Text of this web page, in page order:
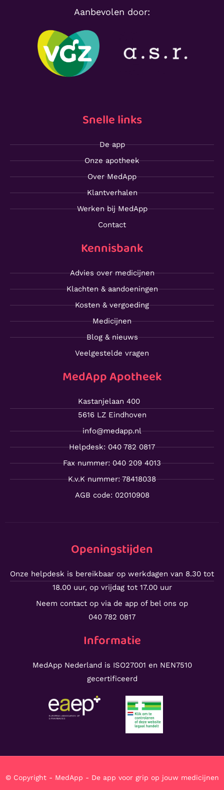
Aanbevolen door:
Snelle links
De app
Onze apotheek
Over MedApp
Klantverhalen
Werken bij MedApp
Contact
Kennisbank
Advies over medicijnen
Klachten & aandoeningen
Kosten & vergoeding
Medicijnen
Blog & nieuws
Veelgestelde vragen
MedApp Apotheek
Kastanjelaan 400
5616 LZ Eindhoven
info@medapp.nl
Helpdesk: 040 782 0817
Fax nummer: 040 209 4013
K.v.K nummer: 78418038
AGB code: 02010908
Openingstijden
Onze helpdesk is bereikbaar op werkdagen van 8.30 tot
18.00 uur, op vrijdag tot 17.00 uur
Neem contact op via de app of bel ons op
040 782 0817
Informatie
MedApp Nederland is ISO27001 en NEN7510
gecertificeerd
© Copyright - MedApp - De app voor grip op jouw medicijnen